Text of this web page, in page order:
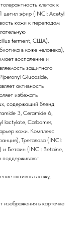
клеток к
цетил эфир (INCI: Acetyl
кожи к перепадам
ferment, США),
в коже человека),
воспаление и
защитного
Glucoside,
активность
избежать
содержащий бленд
3, Ceramide 6,
lactylate, Carbomer,
кожи. Комплекс
Трегалоза (INCI:
и Бетаин (INCI: Betaine,
поддерживают
активов в кожу,
изображения в карточке